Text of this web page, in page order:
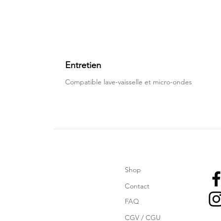
Entretien
Compatible lave-vaisselle et micro-ondes
Shop
Contact
FAQ
CGV / CGU